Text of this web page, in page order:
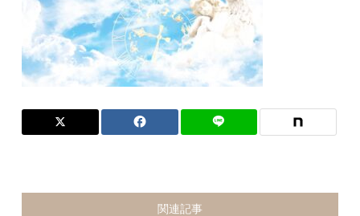
関連記事